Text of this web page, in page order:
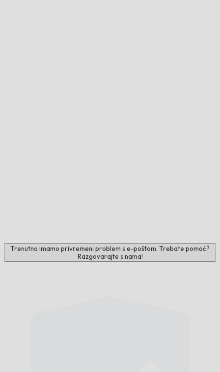
Trenutno imamo privremeni problem s e-poštom. Trebate pomoć?
Razgovarajte s nama!